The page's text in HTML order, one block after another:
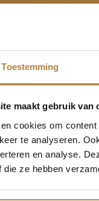
Toestemming
maakt gebruik van
cookies om
te analyseren.
en analyse.
die ze hebben
dan 120